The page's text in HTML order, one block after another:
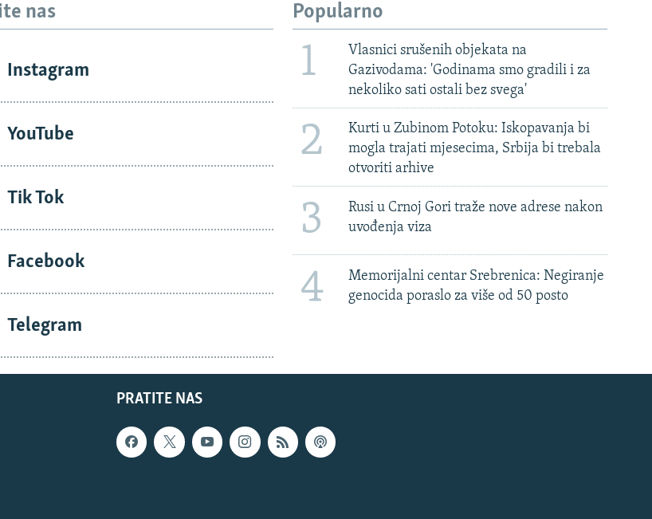
nas
Instagram
YouTube
Tik Tok
Facebook
Telegram
Popularno
1
Vlasnici srušenih objekata na
Gazivodama: 'Godinama smo gradili i za
nekoliko sati ostali bez svega'
2
Kurti u Zubinom Potoku: Iskopavanja bi
mogla trajati mjesecima, Srbija bi trebala
otvoriti arhive
3
Rusi u Crnoj Gori traže nove adrese nakon
uvođenja viza
4
Memorijalni centar Srebrenica: Negiranje
genocida poraslo za više od 50 posto
PRATITE NAS